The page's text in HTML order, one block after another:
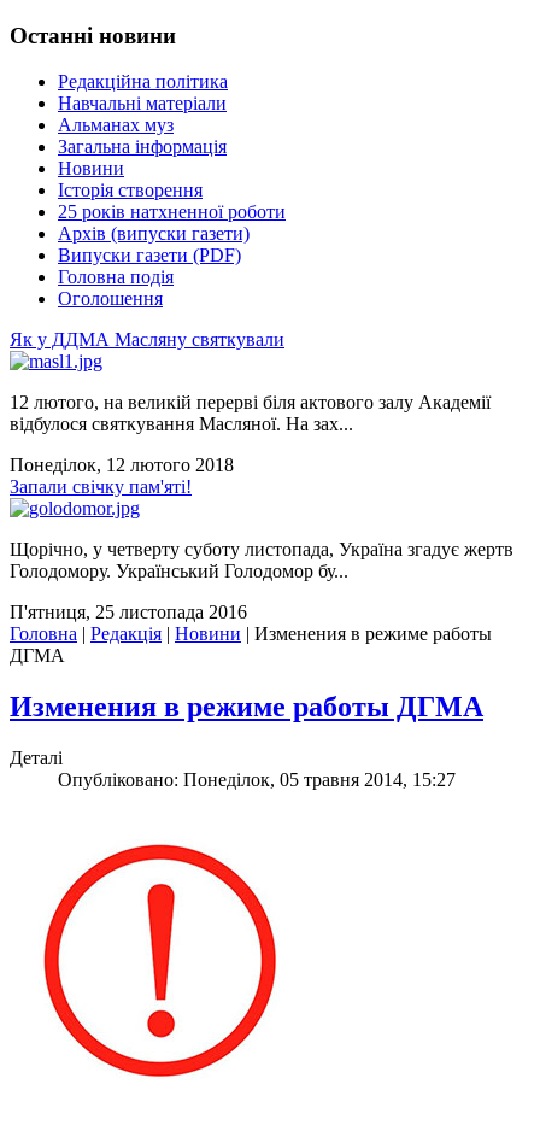
Останні новини
Редакційна політика
Навчальні матеріали
Альманах муз
Загальна інформація
Новини
Історія створення
25 років натхненної роботи
Архів (випуски газети)
Випуски газети (PDF)
Головна подія
Оголошення
Як у ДДМА Масляну святкували
12 лютого, на великій перерві біля актового залу Академії
відбулося святкування Масляної. На зах...
Понеділок, 12 лютого 2018
Запали свічку пам'яті!
Щорічно, у четверту суботу листопада, Україна згадує жертв
Голодомору. Український Голодомор бу...
П'ятниця, 25 листопада 2016
Головна | Редакція | Новини | Изменения в режиме работы
ДГМА
Изменения в режиме работы ДГМА
Деталі
Опубліковано: Понеділок, 05 травня 2014, 15:27